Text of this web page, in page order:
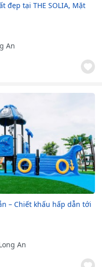
đẹp tại THE SOLIA, Mặt
An
– Chiết khấu hấp dẫn tới
An